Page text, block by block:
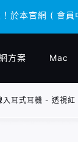
於本官網 ( 會員
於本官網 ( 會員
方案 Mac
耳式耳機 - 透視